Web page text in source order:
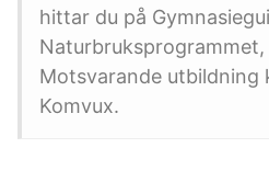
hittar du på
Motsvarande utbildning
Komvux.